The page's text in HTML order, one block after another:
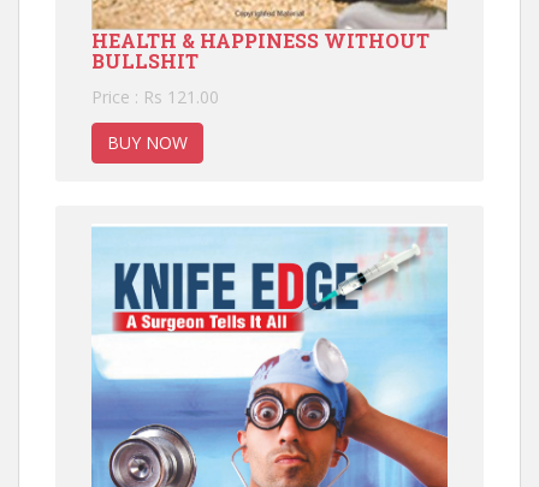
HEALTH & HAPPINESS WITHOUT
BULLSHIT
Price : Rs 121.00
BUY NOW